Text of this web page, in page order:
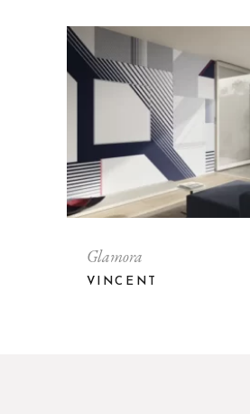
Glamora
VINCENT